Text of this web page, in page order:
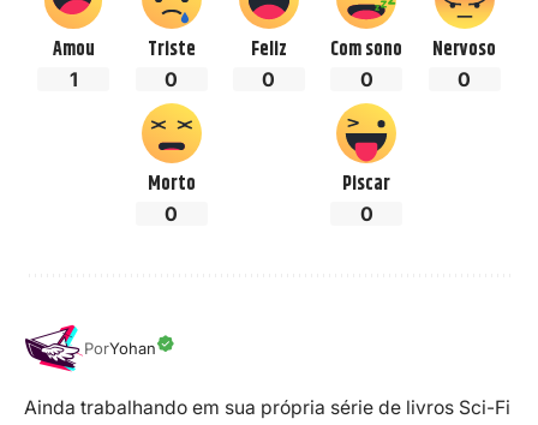
Amou
1
Triste
0
Feliz
0
Com sono
0
Nervoso
0
Morto
0
Piscar
0
PorYohan
Ainda trabalhando em sua própria série de livros Sci-Fi